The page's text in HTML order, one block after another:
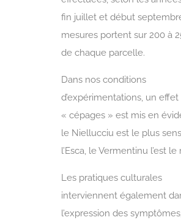
fin juillet et début
mesures portent sur 200 à
de chaque parcelle.
Dans nos conditions
d’expérimentations, un effet
« cépages » est mis en
le Niellucciu est le plus
l’Esca, le Vermentinu l’est le
Les pratiques culturales
interviennent également
l’expression des